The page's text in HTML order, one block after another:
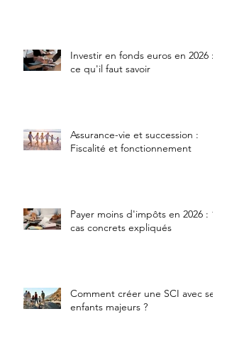
Investir en fonds euros en 2026 :
ce qu'il faut savoir
Assurance-vie et succession :
Fiscalité et fonctionnement
Payer moins d'impôts en 2026 : 10
cas concrets expliqués
Comment créer une SCI avec ses
enfants majeurs ?